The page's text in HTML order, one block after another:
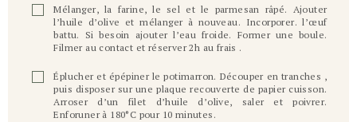
Mélanger, la farine, le sel et le parmesan râpé. Ajouter
l’huile d’olive et mélanger à nouveau. Incorporer. l’œuf
battu. Si besoin ajouter l’eau froide. Former une boule.
Filmer au contact et réserver 2h au frais .
Éplucher et épépiner le potimarron. Découper en tranches ,
puis disposer sur une plaque recouverte de papier cuisson.
Arroser d’un filet d’huile d’olive, saler et poivrer.
Enforuner à 180°C pour 10 minutes.